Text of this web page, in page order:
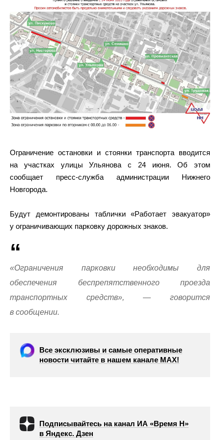
Ограничение остановки и стоянки транспорта вводится
на участках улицы Ульянова с 24 июня. Об этом
сообщает пресс-служба администрации Нижнего
Новгорода.
Будут демонтированы таблички «Работает эвакуатор»
у ограничивающих парковку дорожных знаков.
«Ограничения парковки необходимы для
обеспечения беспрепятственного проезда
транспортных средств», — говорится
в сообщении.
Все эксклюзивы и самые оперативные
новости читайте в нашем канале МАХ!
Подписывайтесь на канал ИА «Время Н»
в Яндекс. Дзен